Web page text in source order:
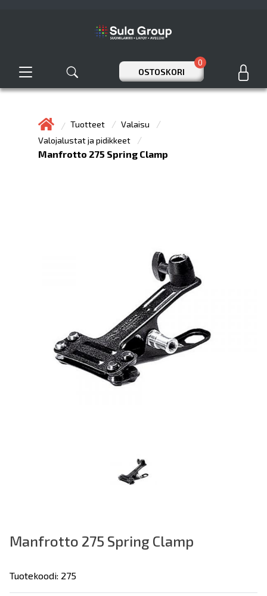
OSTOSKORI
0
Tuotteet
Valaisu
Valojalustat ja pidikkeet
Manfrotto 275 Spring Clamp
Manfrotto 275 Spring Clamp
Tuotekoodi: 275